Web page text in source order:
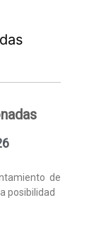
de
posibilidad